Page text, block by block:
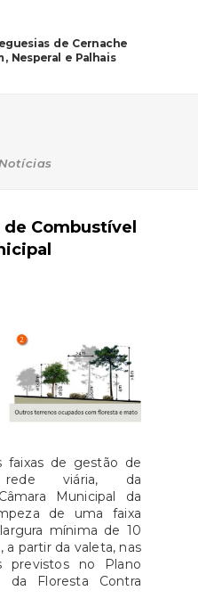
de Cernache
Nesperal e Palhais
Notícias
Combustível
faixas de gestão de
viária, da
Municipal da
de uma faixa
mínima de 10
a partir da valeta, nas
previstos no Plano
da Floresta Contra